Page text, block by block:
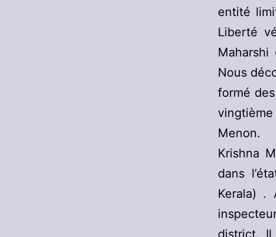
entité
Liberté
Maharshi
Nous
formé
Menon.
Krishna
dans
Kerala) .